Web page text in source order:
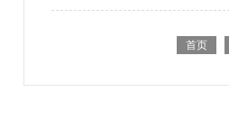
首页